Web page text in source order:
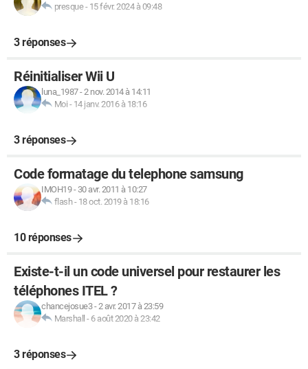
presque- 15 févr. 2024 à 09:48
3 réponses
Réinitialiser Wii U
luna_1987-2 nov. 2014 à 14:11
Moi - 14 janv. 2016 à 18:16
3 réponses
Code formatage du telephone samsung
IMOH19- 30 avr. 2011 à 10:27
flash- 18 oct. 2019 à 18:16
10 réponses
Existe-t-il un code universel pour restaurer les
téléphones ITEL ?
chancejosue3-2 avr. 2017 à 23:59
Marshall - 6 août 2020 à 23:42
3 réponses